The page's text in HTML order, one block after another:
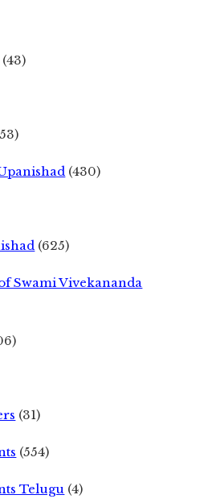
(43)
(430)
(625)
Swami Vivekananda
(31)
(554)
Telugu (4)